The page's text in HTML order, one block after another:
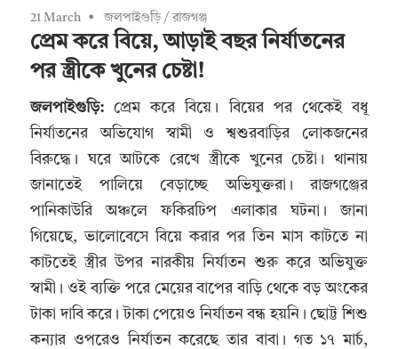
21 March জলপাইগুড়ি /রাজগঞ্জ
প্রেম করে বিয়ে, আড়াই বছর নির্যাতনের
পর স্ত্রীকে খুনের চেষ্টা!
জলপাইগুড়ি:প্রেম করে বিয়ে। বিয়ের পর থেকেই বধূ
নির্যাতনের অভিযোগ স্বামী ও শ্বশুরবাড়ির লোকজনের
বিরুদ্ধে। ঘরে আটকে রেখে স্ত্রীকে খুনের চেষ্টা। থানায়
জানাতেই পালিয়ে বেড়াচ্ছে অভিযুক্তরা। রাজগঞ্জের
পানিকাউরি অঞ্চলে ফকিরঢিপ এলাকার ঘটনা। জানা
গিয়েছে, ভালোবেসে বিয়ে করার পর তিন মাস কাটতে না
কাটতেই স্ত্রীর উপর নারকীয় নির্যাতন শুরু করে অভিযুক্ত
স্বামী। ওই ব্যক্তি পরে মেয়ের বাপের বাড়ি থেকে বড় অংকের
টাকা দাবি করে। টাকা পেয়েও নির্যাতন বন্ধ হয়নি। ছোট্ট শিশু
কন্যার ওপরেও নির্যাতন করেছে তার বাবা। গত ১৭ মার্চ,